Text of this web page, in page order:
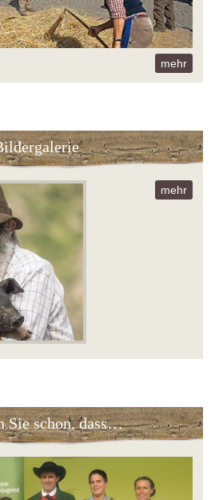
mehr
mehr
Sie schon, dass…